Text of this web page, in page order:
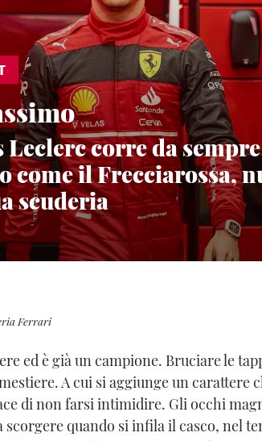
corre da
come il Frecciarossa,
scuderia
Ferrari
ed è già un campione. Bruciare le
A cui si aggiunge un carattere
di non farsi intimidire. Gli occhi
scorgere quando si infila il casco, nel